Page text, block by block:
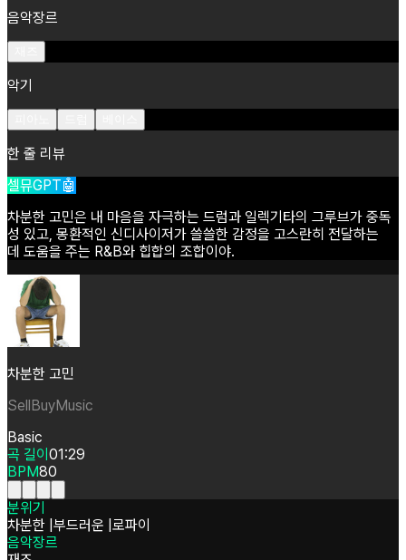
음악장르
악기
한 줄 리뷰
셀뮤GPT🤖
차분한 고민은 내 마음을 자극하는 드럼과 일렉기타의 그루브가 중독
성 있고, 몽환적인 신디사이저가 쓸쓸한 감정을 고스란히 전달하는
데 도움을 주는 R&B와 힙합의 조합이야.
차분한 고민
SellBuyMusic
Basic
곡 길이 01:29
BPM80
분위기
차분한 부드러운 로파이
음악장르